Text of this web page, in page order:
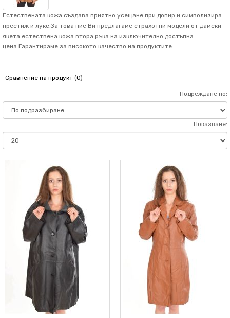
Естествената кожа създава приятно усещане при допир и символизира
престиж и лукс.За това ние Ви предлагаме страхотни модели от дамски
якета естествена кожа втора ръка на изключително достъпна
цена.Гарантираме за високото качество на продуктите.
Сравнение на продукт (0)
Подреждане по:
Показване: